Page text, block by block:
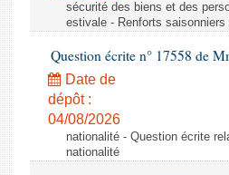
Baromètre de l’application des lois
Dossiers législatifs
Budget et sécurité sociale
Questions écrites et orales
Comptes rendus des débats
sécurité des biens et des
estivale - Renforts
Question écrite n° 17558 de
Date de
dépôt :
04/08/2026
nationalité - Question écrite
nationalité